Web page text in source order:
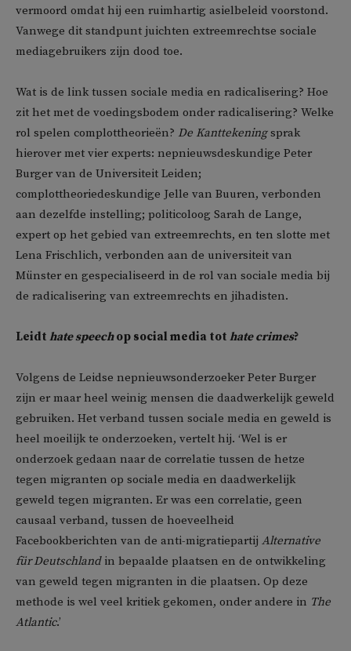
vermoord omdat hij een ruimhartig asielbeleid voorstond.
Vanwege dit standpunt juichten extreemrechtse sociale
mediagebruikers zijn dood toe.
Wat is de link tussen sociale media en radicalisering? Hoe
zit het met de voedingsbodem onder radicalisering? Welke
rol spelen complottheorieën? De Kanttekeningsprak
hierover met vier experts: nepnieuwsdeskundige Peter
Burger van de Universiteit Leiden;
complottheoriedeskundige Jelle van Buuren, verbonden
aan dezelfde instelling; politicoloog Sarah de Lange,
expert op het gebied van extreemrechts, en ten slotte met
Lena Frischlich, verbonden aan de universiteit van
Münster en gespecialiseerd in de rol van sociale media bij
de radicalisering van extreemrechts en jihadisten.
Leidt hate speechop social media tot hate crimes?
Volgens de Leidse nepnieuwsonderzoeker Peter Burger
zijn er maar heel weinig mensen die daadwerkelijk geweld
gebruiken. Het verband tussen sociale media en geweld is
heel moeilijk te onderzoeken, vertelt hij. ‘Wel is er
onderzoek gedaan naar de correlatie tussen de hetze
tegen migranten op sociale media en daadwerkelijk
geweld tegen migranten. Er was een correlatie, geen
causaal verband, tussen de hoeveelheid
Facebookberichten van de anti-migratiepartij Alternative
für Deutschlandin bepaalde plaatsen en de ontwikkeling
van geweld tegen migranten in die plaatsen. Op deze
methode is wel veel kritiek gekomen, onder andere in The
Atlantic.’